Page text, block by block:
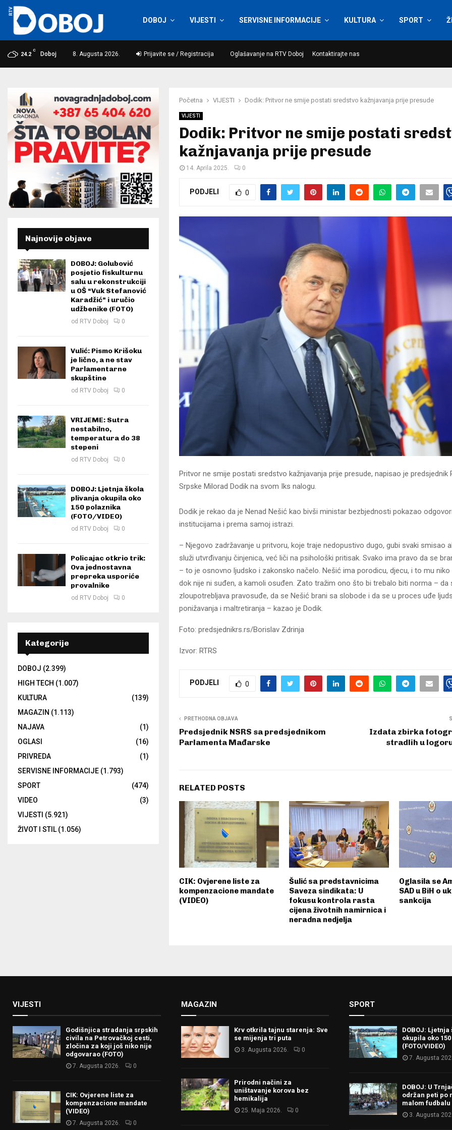
DOBOJ VIJESTI SERVISNE INFORMACIJE KULTURA SPORT
24.2
C
Doboj 8. Augusta 2026. Prijavite se / Registracija Oglašavanje na RTV Doboj Kontaktirajte nas
Početna VIJESTI Dodik: Pritvor ne smije postati sredstvo kažnjavanja prije presude
VIJESTI
Dodik: Pritvor ne smije postati
kažnjavanja prije presude
14. Aprila 2025. 0
PODJELI 0
Pritvor ne smije postati sredstvo kažnjavanja prije presude, napisao je predsjednik
Srpske Milorad Dodik na svom Iks nalogu.
Dodik je rekao da je Nenad Nešić kao bivši ministar bezbjednosti pokazao
institucijama i prema samoj istrazi.
– Njegovo zadržavanje u pritvoru, koje traje nedopustivo dugo, gubi svaki smisao
služi utvrđivanju činjenica, već liči na psihološki pritisak. Svako ima pravo da se
– to je osnovno ljudsko i zakonsko načelo. Nešić ima porodicu, djecu, i to mu
dok nije ni suđen, a kamoli osuđen. Zato tražim ono što bi trebalo biti norma – da
zloupotrebljava pravosuđe, da se Nešić brani sa slobode i da se u proces uđe
ponižavanja i maltretiranja – kazao je Dodik.
Foto: predsjednikrs.rs/Borislav Zdrinja
Izvor: RTRS
PODJELI 0
PRETHODNA OBJAVA
Predsjednik NSRS sa predsjednikom
Parlamenta Mađarske
Izdata zbirka
stradlih u
RELATED POSTS
CIK: Ovjerene liste za
kompenzacione mandate
(VIDEO)
Šulić sa predstavnicima
Saveza sindikata: U
fokusu kontrola rasta
cijena životnih namirnica i
neradna nedjelja
Oglasila se
SAD u BiH o
sankcija
Najnovije objave
DOBOJ: Golubović
posjetio fiskulturnu
salu u rekonstrukciji
u OŠ “Vuk Stefanović
Karadžić” i uručio
udžbenike (FOTO)
od RTV Doboj 0
Vulić: Pismo Krišoku
je lično, a ne stav
Parlamentarne
skupštine
od RTV Doboj 0
VRIJEME: Sutra
nestabilno,
temperatura do 38
stepeni
od RTV Doboj 0
DOBOJ: Ljetnja škola
plivanja okupila oko
150 polaznika
(FOTO/VIDEO)
od RTV Doboj 0
Policajac otkrio trik:
Ova jednostavna
prepreka usporiće
provalnike
od RTV Doboj 0
Kategorije
DOBOJ (2.399)
HIGH TECH (1.007)
KULTURA
(139)
MAGAZIN (1.113)
NAJAVA
(1)
OGLASI
(16)
PRIVREDA
(1)
SERVISNE INFORMACIJE (1.793)
SPORT
(474)
VIDEO
(3)
VIJESTI (5.921)
ŽIVOT I STIL(1.056)
VIJESTI
Godišnjica stradanja srpskih
civila na Petrovačkoj cesti,
zločina za koji još niko nije
odgovarao (FOTO)
7. Augusta 2026. 0
CIK: Ovjerene liste za
kompenzacione mandate
(VIDEO)
7. Augusta 2026. 0
MAGAZIN
Krv otkrila tajnu starenja: Sve
se mijenja tri puta
3. Augusta 2026. 0
Prirodni načini za
uništavanje korova bez
hemikalija
25. Maja 2026. 0
SPORT
DOBOJ:
okupila oko
(FOTO/VIDEO)
7. Augusta
DOBOJ: U
održan peti po
malom fudbalu
3. Augusta